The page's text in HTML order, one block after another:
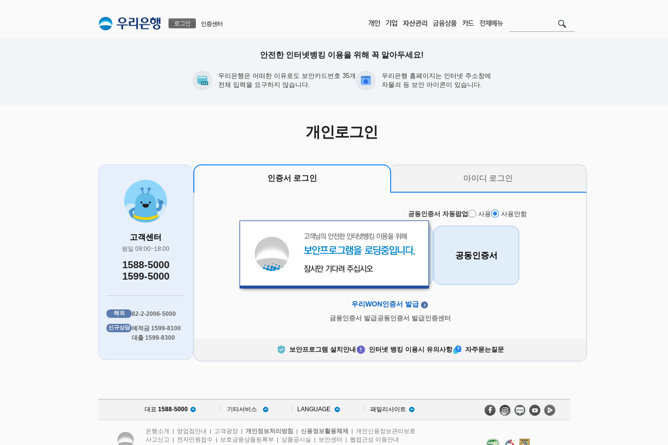
로그인 인증센터
안전한 인터넷뱅킹 이용을 위해 꼭 알아두세요!
우리은행은 어떠한 이유로도 보안카드번호 35개
전체 입력을 요구하지 않습니다.
우리은행 홈페이지는 인터넷 주소창에
자물쇠 등 보안 아이콘이 있습니다.
개인로그인
고객센터
평일 09:00~18:00
1588-5000
1599-5000
해외 82-2-2006-5000
신규상담 예적금 1599-8100
대출 1599-8300
인증서 로그인
공동인증서 자동팝업 사용 사용안함
우리WON인증서 금융인증서 공동인증서
우리WON인증서 발급
금융인증서 발급공동인증서 발급인증센터
아이디 로그인
보안프로그램 설치안내 인터넷 뱅킹 이용시 유의사항 자주묻는질문
대표 1588-5000 기타서비스 LANGUAGE 패밀리사이트
은행소개 | 영업점안내 | 고객광장 | 개인정보처리방침 | 신용정보활용체제 | 개인신용정보관리보호
사고신고 | 전자민원접수 | 보호금융상품등록부 | 상품공시실 | 보안센터 | 웹접근성 이용안내